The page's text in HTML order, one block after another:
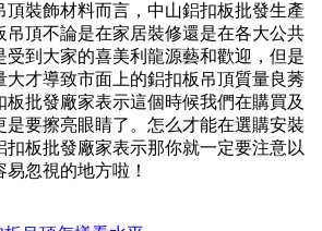
頂裝飾材料而言，中山鋁扣板批發生產
吊頂不論是在家居裝修還是在各大公共
受到大家的喜美利龍源藝和歡迎，但是
大才導致市面上的鋁扣板吊頂質量良莠
板批發廠家表示這個時候我們在購買及
是要擦亮眼睛了。怎么才能在選購安裝
扣板批發廠家表示那你就一定要注意以
忽視的地方啦！